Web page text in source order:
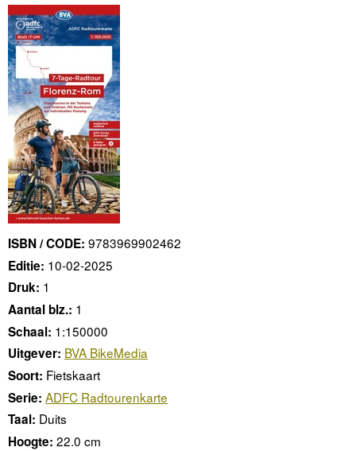
ISBN / CODE: 9783969902462
Editie: 10-02-2025
Druk: 1
Aantal blz.: 1
Schaal: 1:150000
Uitgever: BVA BikeMedia
Soort: Fietskaart
Serie: ADFC Radtourenkarte
Taal: Duits
Hoogte: 22.0 cm